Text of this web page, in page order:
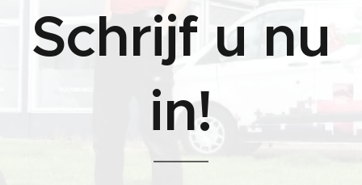
Schrijf u nu
in!